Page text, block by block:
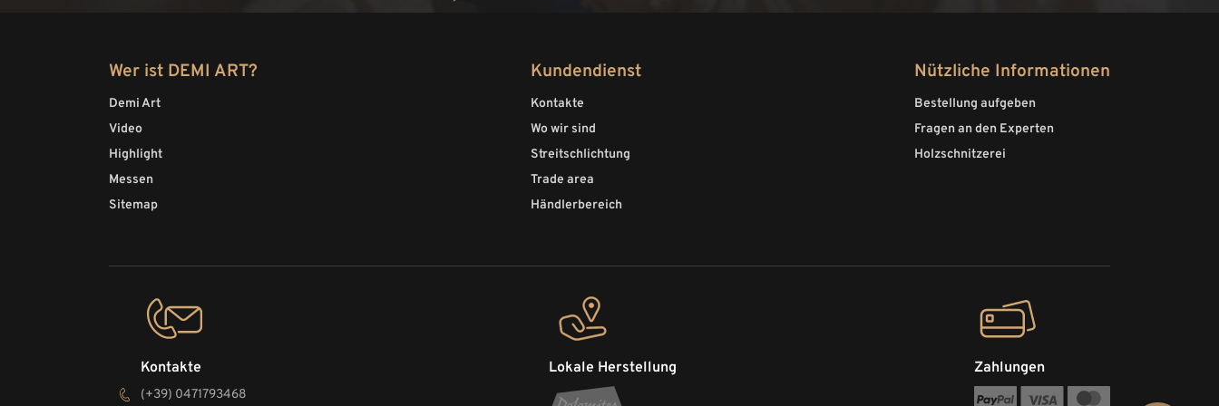
Wer ist DEMI ART?
Demi Art
Video
Highlight
Messen
Sitemap
Kundendienst
Kontakte
Wo wir sind
Streitschlichtung
Trade area
Händlerbereich
Nützliche Informationen
Bestellung aufgeben
Fragen an den Experten
Holzschnitzerei
Kontakte
(+39) 0471793468
Lokale Herstellung Zahlungen